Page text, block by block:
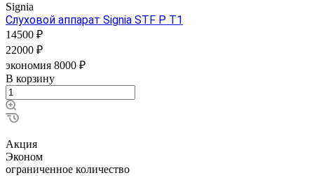
Signia
Слуховой аппарат Signia STF P T1
14500 ₽
22000 ₽
экономия 8000 ₽
В корзину
Акция
Эконом
ограниченное количество